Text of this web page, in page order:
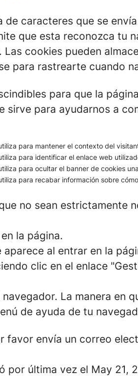
caracteres que se
que esta reconozca tu
cookies pueden
para rastrearte cuando
para que la
para ayudarnos a
para mantener el contexto del
para identificar el enlace web
para ocultar el banner de cookies
para recabar información sobre
no sean estrictamente
la página.
al entrar en la
clic en el enlace
La manera en
de ayuda de tu
envía un correo
por última vez el May 21,